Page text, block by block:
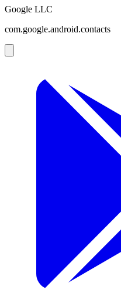
Google LLC
com.google.android.contacts